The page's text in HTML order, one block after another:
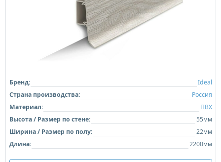
Бренд:
Ideal
Страна производства:
Россия
Материал:
ПВХ
Высота / Размер по стене:
55мм
Ширина / Размер по полу:
22мм
Длина:
2200мм